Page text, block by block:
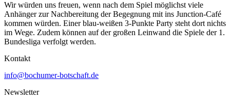
Wir würden uns freuen, wenn nach dem Spiel möglichst viele
Anhänger zur Nachbereitung der Begegnung mit ins Junction-Café
kommen würden. Einer blau-weißen 3-Punkte Party steht dort nichts
im Wege. Zudem können auf der großen Leinwand die Spiele der 1.
Bundesliga verfolgt werden.
Kontakt
info@bochumer-botschaft.de
Newsletter